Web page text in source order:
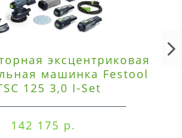
эксцентриковая
машинка Festool
125 3,0 I-Set
142 175 р.